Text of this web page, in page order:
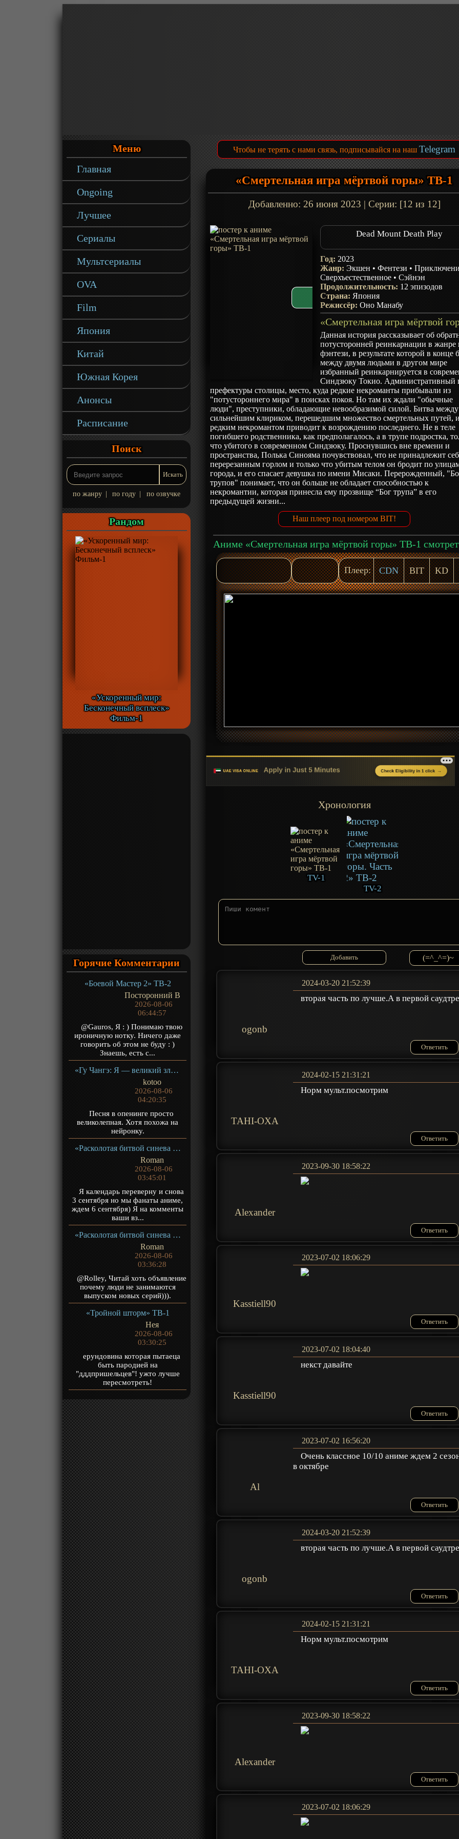
Меню
Главная
Ongoing
Лучшее
Сериалы
Мультсериалы
OVA
Film
Япония
Китай
Южная Корея
Анонсы
Расписание
Поиск
по жанру по году по озвучке
Рандом
«Ускоренный мир:
Бесконечный всплеск»
Фильм-1
Горячие Комментарии
«Боевой Мастер 2» ТВ-2
Посторонний В
2026-08-06
06:44:57
@Gauros, Я : ) Понимаю твою
ироничную нотку. Ничего даже
говорить об этом не буду : )
Знаешь, есть с...
«Гу Чангэ: Я — великий злодей Небесной Судьбы» ТВ-1
kotoo
2026-08-06
04:20:35
Песня в опенинге просто
великолепная. Хотя похожа на
нейронку.
«Расколотая битвой синева небес 5» ТВ-5
Roman
2026-08-06
03:45:01
Я календарь переверну и снова
3 сентября но мы фанаты аниме,
ждем 6 сентября) Я на комменты
ваши вз...
«Расколотая битвой синева небес 5» ТВ-5
Roman
2026-08-06
03:36:28
@Rolley, Читай хоть объявление
почему люди не занимаются
выпуском новых серий))).
«Тройной шторм» ТВ-1
Нея
2026-08-06
03:30:25
ерундовина которая пытаеца
быть пародией на
"дддпришельцев"! ужто лучше
пересмотреть!
Чтобы не терять с нами связь, подписывайся на наш Telegram
«Смертельная игра мёртвой горы» ТВ-1
Добавленно: 26 июня 2023 | Серии: [12 из 12]
Dead Mount Death Play
Год: 2023
Жанр:Экшен •Фентези •
Сверхъестественное •Сэйнэн
Продолжительность: 12 эпизодов
Страна: Япония
Режиссёр:Оно Манабу
Данная история рассказывает об
потусторонней реинкарнации в жанре
фэнтези, в результате которой в конце
между двумя людьми в другом мире
избранный реинкарнируется в
Синдзюку Токио. Административный
префектуры столицы, место, куда редкие некроманты прибывали из
"потустороннего мира" в поисках покоя. Но там их ждали "обычные
люди", преступники, обладающие невообразимой силой. Битва между
сильнейшим клириком, перешедшим множество смертельных путей,
редким некромантом приводит к возрождению последнего. Не в теле
погибшего родственника, как предполагалось, а в трупе подростка,
что убитого в современном Синдзюку. Проснувшись вне времени и
пространства, Полька Синояма почувствовал, что не принадлежит
перерезанным горлом и только что убитым телом он бродит по
города, и его спасает девушка по имени Мисаки. Перерожденный,
трупов" понимает, что он больше не обладает способностью к
некромантии, которая принесла ему прозвище “Бог трупа” в его
предыдущей жизни...
Наш плеер под номером BIT!
Плеер: CDN BIT KD
Хронология
TV-1
TV-2
(=^_^=)~
ogonb
2024-03-20 21:52:39
вторая часть по лучше.А в первой
Ответить
TAHI-OXA
2024-02-15 21:31:21
Норм мульт.посмотрим
Ответить
Alexander
2023-09-30 18:58:22
Ответить
Kasstiell90
2023-07-02 18:06:29
Ответить
Kasstiell90
2023-07-02 18:04:40
некст давайте
Ответить
Al
2023-07-02 16:56:20
Очень классное 10/10 аниме ждем 2
в октябре
Ответить
ogonb
2024-03-20 21:52:39
вторая часть по лучше.А в первой
Ответить
TAHI-OXA
2024-02-15 21:31:21
Норм мульт.посмотрим
Ответить
Alexander
2023-09-30 18:58:22
Ответить
2023-07-02 18:06:29